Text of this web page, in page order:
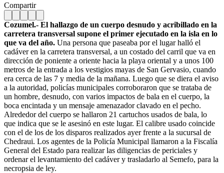
Compartir
Cozumel.- El hallazgo de un cuerpo desnudo y acribillado en la
carretera transversal supone el primer ejecutado en la isla en lo
que va del año. Una persona que paseaba por el lugar halló el
cadáver en la carretera transversal, a un costado del carril que va en
dirección de poniente a oriente hacia la playa oriental y a unos 100
metros de la entrada a los vestigios mayas de San Gervasio, cuando
era cerca de las 7 y media de la mañana. Luego que se diera el aviso
a la autoridad, policías municipales corroboraron que se trataba de
un hombre, desnudo, con varios impactos de bala en el cuerpo, la
boca encintada y un mensaje amenazador clavado en el pecho.
Alrededor del cuerpo se hallaron 21 cartuchos usados de bala, lo
que indica que se le asesinó en este lugar. El calibre usado coincide
con el de los de los disparos realizados ayer frente a la sucursal de
Chedraui. Los agentes de la Policía Municipal llamaron a la Fiscalía
General del Estado para realizar las diligencias de periciales y
ordenar el levantamiento del cadáver y trasladarlo al Semefo, para la
necropsia de ley.